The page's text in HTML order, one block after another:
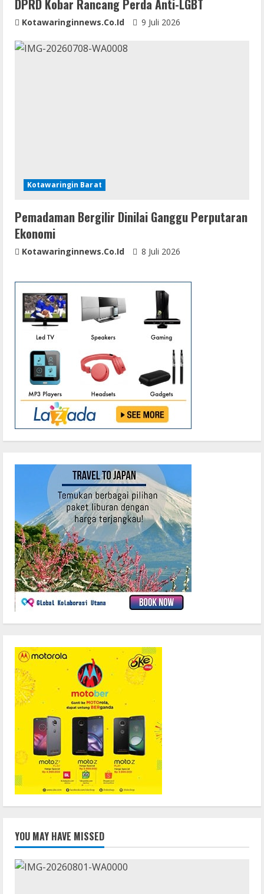
DPRD Kobar Rancang Perda Anti-LGBT
Kotawaringinnews.co.id 9 Juli 2026
Kotawaringin Barat
Pemadaman Bergilir Dinilai Ganggu Perputaran
Ekonomi
Kotawaringinnews.co.id 8 Juli 2026
YOU MAY HAVE MISSED